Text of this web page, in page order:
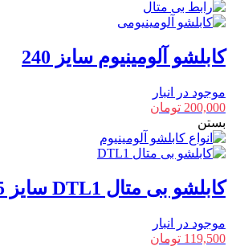
کابلشو آلومینیوم سایز 240
موجود در انبار
200,000 تومان
بستن
کابلشو بی متال DTL1 سایز 35 با سوراخ 10
موجود در انبار
119,500 تومان